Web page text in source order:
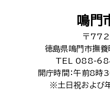
鳴門
〒
徳島県鳴門市撫
TEL 088-
開庁時間：午前8
※土日祝および